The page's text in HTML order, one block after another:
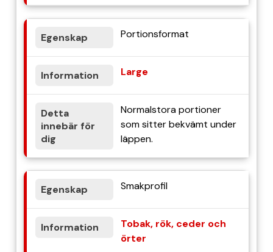
Portionsformat
Large
Normalstora portioner
som sitter bekvämt under
läppen.
Smakprofil
Tobak, rök, ceder och
örter